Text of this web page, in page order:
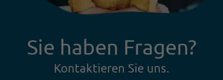
Sie haben Fragen?
Kontaktieren Sie uns.